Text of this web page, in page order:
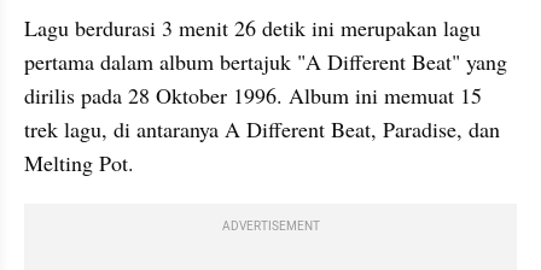
Lagu berdurasi 3 menit 26 detik ini merupakan lagu
pertama dalam album bertajuk "A Different Beat" yang
dirilis pada 28 Oktober 1996. Album ini memuat 15
trek lagu, di antaranya A Different Beat, Paradise, dan
Melting Pot.
ADVERTISEMENT